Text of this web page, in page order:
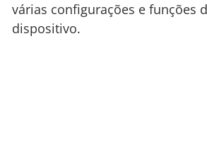
várias configurações e funções
dispositivo.